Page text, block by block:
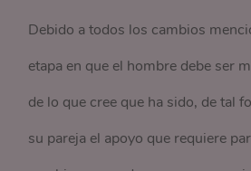
Debido a todos los cambios
etapa en que el hombre debe ser
de lo que cree que ha sido, de tal
su pareja el apoyo que requiere